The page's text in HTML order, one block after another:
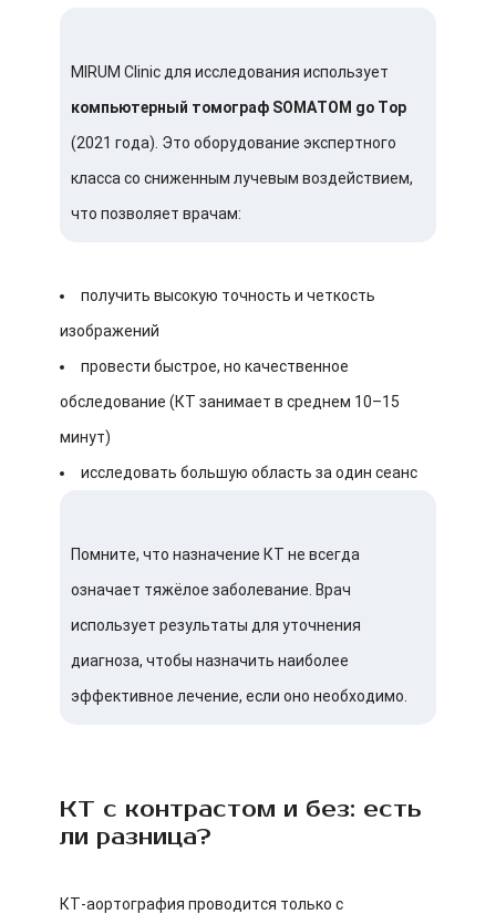
MIRUM Clinic для исследования использует
компьютерный томограф SOMATOM go Top
(2021 года). Это оборудование экспертного
класса со сниженным лучевым воздействием,
что позволяет врачам:
получить высокую точность и четкость
изображений
провести быстрое, но качественное
обследование (КТ занимает в среднем 10–15
минут)
исследовать большую область за один сеанс
Помните, что назначение КТ не всегда
означает тяжёлое заболевание. Врач
использует результаты для уточнения
диагноза, чтобы назначить наиболее
эффективное лечение, если оно необходимо.
КТ с контрастом и без: есть
ли разница?
КТ-аортография проводится только с